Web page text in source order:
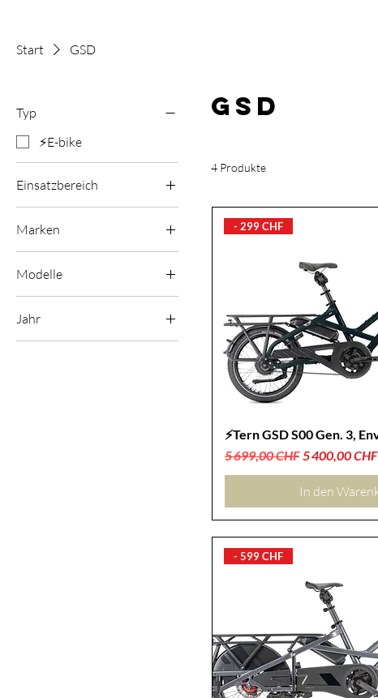
Start GSD
Typ
⚡E-bike
Einsatzbereich
Marken
Modelle
Jahr
GSD
4 Produkte
- 299 CHF
⚡Tern GSD S00 Gen. 3,
Standardpreis
5 699,00 CHF Sale-Preis
5 400,00 CHF
In den
- 599 CHF